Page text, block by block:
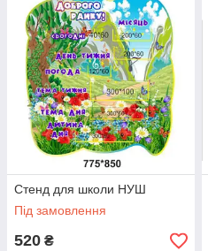
Стенд для школи НУШ
Під замовлення
520 ₴